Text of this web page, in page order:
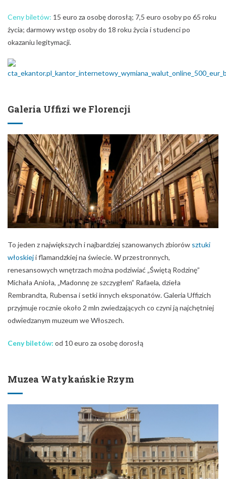
Ceny biletów: 15 euro za osobę dorosłą; 7,5 euro osoby po 65 roku
życia; darmowy wstęp osoby do 18 roku życia i studenci po
okazaniu legitymacji.
Galeria Uffizi we Florencji
To jeden z największych i najbardziej szanowanych zbiorów sztuki
włoskieji flamandzkiej na świecie. W przestronnych,
renesansowych wnętrzach można podziwiać „Świętą Rodzinę”
Michała Anioła, „Madonnę ze szczygłem” Rafaela, dzieła
Rembrandta, Rubensa i setki innych eksponatów. Galeria Uffizich
przyjmuje rocznie około 2 mln zwiedzających co czyni ją najchętniej
odwiedzanym muzeum we Włoszech.
Ceny biletów: od 10 euro za osobę dorosłą
Muzea Watykańskie Rzym